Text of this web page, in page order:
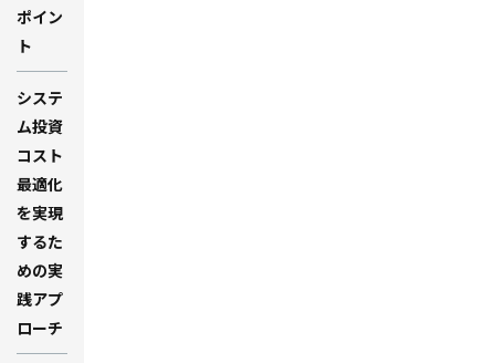
ポイン
ト
システ
ム投資
コスト
最適化
を実現
するた
めの実
践アプ
ローチ